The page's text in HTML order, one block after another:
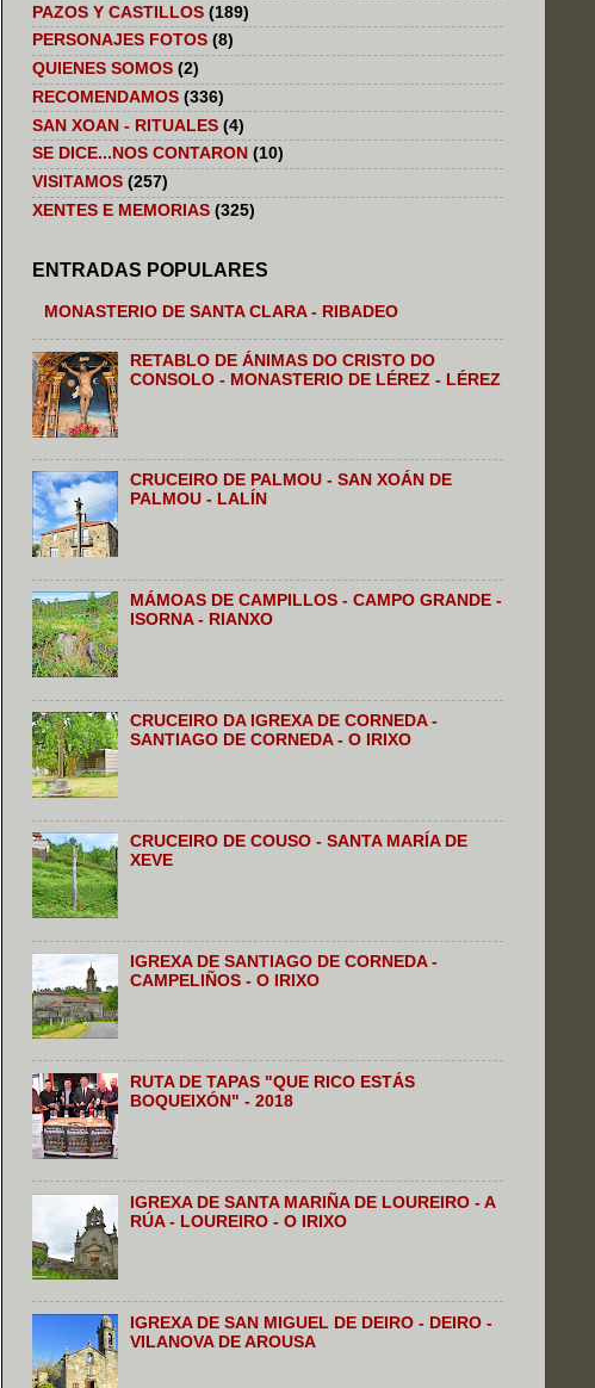
PAZOS Y CASTILLOS (189)
PERSONAJES FOTOS (8)
QUIENES SOMOS (2)
RECOMENDAMOS (336)
SAN XOAN - RITUALES (4)
SE DICE...NOS CONTARON (10)
VISITAMOS (257)
XENTES E MEMORIAS (325)
ENTRADAS POPULARES
MONASTERIO DE SANTA CLARA - RIBADEO
RETABLO DE ÁNIMAS DO CRISTO DO
CONSOLO - MONASTERIO DE LÉREZ - LÉREZ
CRUCEIRO DE PALMOU - SAN XOÁN DE
PALMOU - LALÍN
MÁMOAS DE CAMPILLOS - CAMPO GRANDE -
ISORNA - RIANXO
CRUCEIRO DA IGREXA DE CORNEDA -
SANTIAGO DE CORNEDA - O IRIXO
CRUCEIRO DE COUSO - SANTA MARÍA DE
XEVE
IGREXA DE SANTIAGO DE CORNEDA -
CAMPELIÑOS - O IRIXO
RUTA DE TAPAS "QUE RICO ESTÁS
BOQUEIXÓN" - 2018
IGREXA DE SANTA MARIÑA DE LOUREIRO - A
RÚA - LOUREIRO - O IRIXO
IGREXA DE SAN MIGUEL DE DEIRO - DEIRO -
VILANOVA DE AROUSA